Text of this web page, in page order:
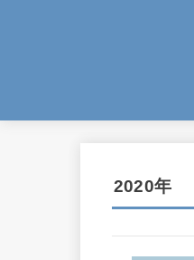
2020年